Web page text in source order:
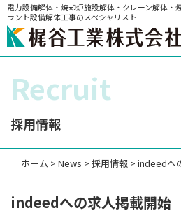
電力設備解体・焼却炉施設解体・クレーン解体・
ラント設備解体工事のスペシャリスト
Recruit
採用情報
ホーム > News > 採用情報 > indeedへ
indeedへの求人掲載開始